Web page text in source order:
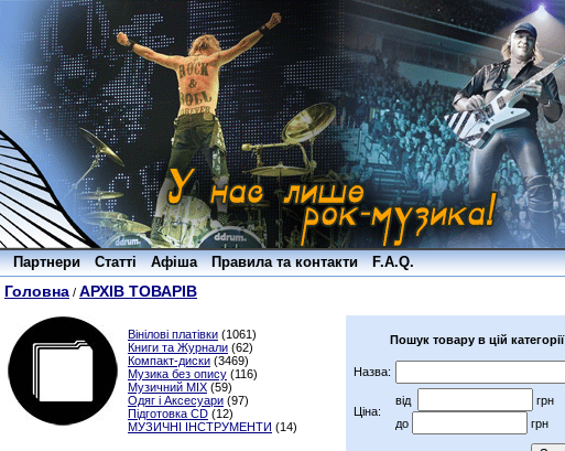
Партнери Статті Афіша Правила та контакти F.A.Q.
Головна / АРХІВ ТОВАРІВ
Вінілові платівки (1061)
Книги та Журнали (62)
Компакт-диски (3469)
Музика без опису (116)
Музичний MIX (59)
Одяг і Аксесуари (97)
Підготовка CD (12)
МУЗИЧНІ ІНСТРУМЕНТИ (14)
Пошук товару в цій категорії
Назва:
Ціна:
від
грн
до
грн